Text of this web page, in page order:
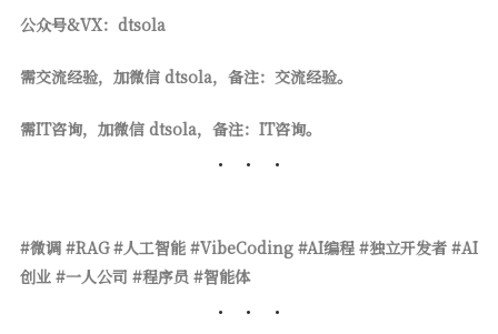
公众号&VX：dtsola
需交流经验，加微信 dtsola，备注：交流经验。
需IT咨询，加微信 dtsola，备注：IT咨询。
#微调 #RAG #人工智能 #VibeCoding #AI编程 #独立开发者 #AI
创业 #一人公司 #程序员 #智能体